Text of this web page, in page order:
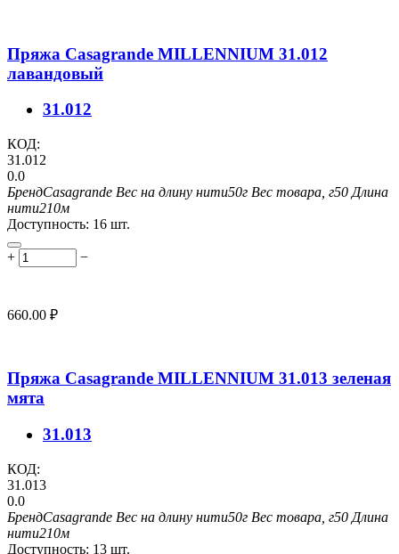
Пряжа Casagrande MILLENNIUM 31.012
лавандовый
31.012
КОД:
31.012
0.0
БрендCasagrande Вес на длину нити50г Вес товара, г50 Длина
нити210м
Доступность: 16 шт.
+ −
660.00 ₽
Пряжа Casagrande MILLENNIUM 31.013 зеленая
мята
31.013
КОД:
31.013
0.0
БрендCasagrande Вес на длину нити50г Вес товара, г50 Длина
нити210м
Доступность: 13 шт.